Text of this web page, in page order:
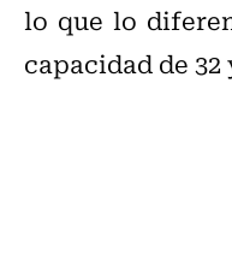
lo que lo
capacidad de